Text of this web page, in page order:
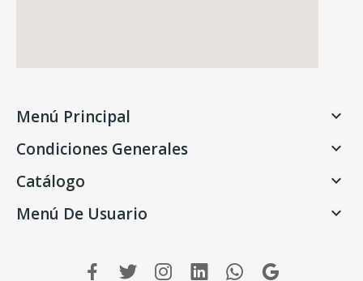
Menú Principal 
Condiciones Generales 
Catálogo 
Menú De Usuario 